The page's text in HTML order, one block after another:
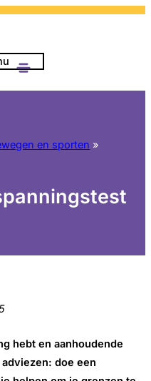
en sporten »
hebt en aanhoudende
doe een